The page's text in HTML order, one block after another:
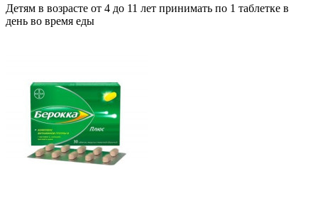
Детям в возрасте от 4 до 11 лет принимать по 1 таблетке в
день во время еды